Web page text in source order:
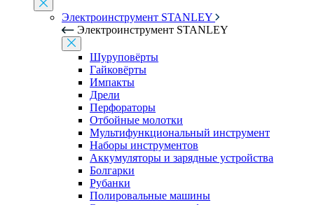
Электроинструмент STANLEY
Электроинструмент STANLEY
Шуруповёрты
Гайковёрты
Импакты
Дрели
Перфораторы
Отбойные молотки
Мультифункциональный инструмент
Наборы инструментов
Аккумуляторы и зарядные устройства
Болгарки
Рубанки
Полировальные машины